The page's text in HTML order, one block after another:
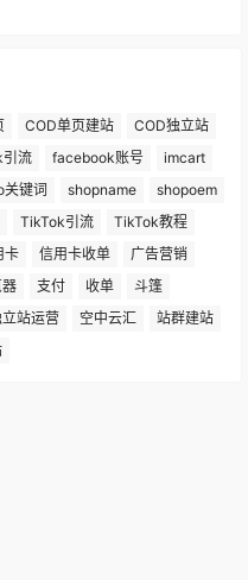
COD单页建站
COD独立站
流 facebook账号
imcart
关键词 shopname
shopoem
TikTok引流
TikTok教程
卡 信用卡收单
广告营销
支付 收单
斗篷
站运营 空中云汇
站群建站